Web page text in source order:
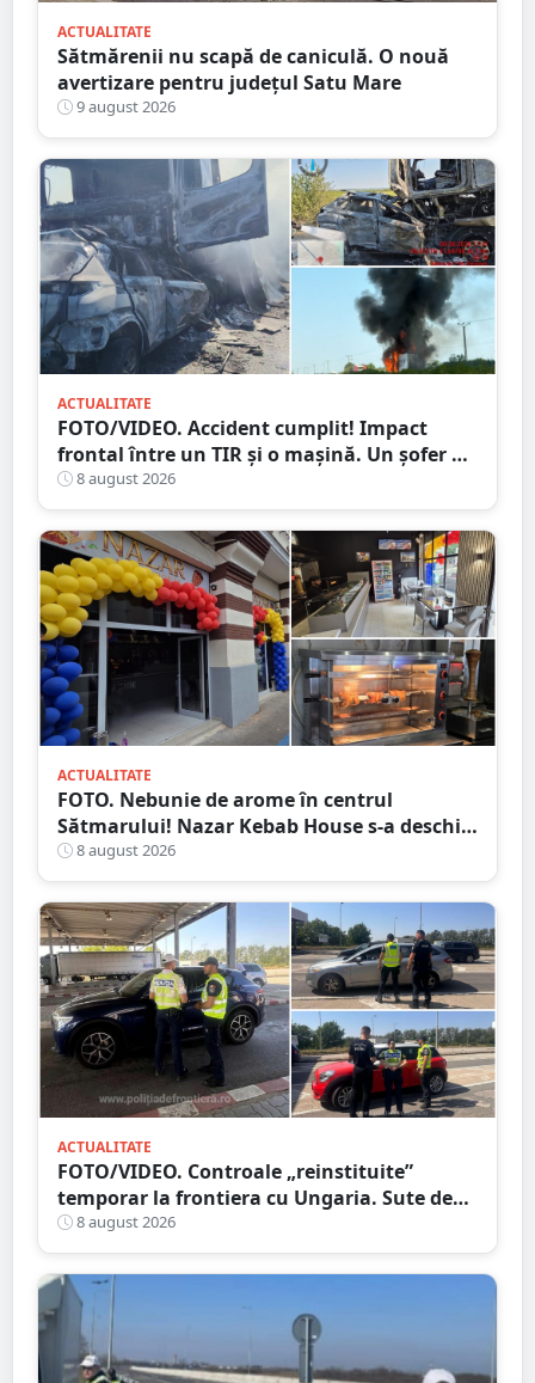
ACTUALITATE
Sătmărenii nu scapă de caniculă. O nouă
avertizare pentru județul Satu Mare
9 august 2026
ACTUALITATE
FOTO/VIDEO. Accident cumplit! Impact
frontal între un TIR și o mașină. Un șofer a
murit carbonizat
8 august 2026
ACTUALITATE
FOTO. Nebunie de arome în centrul
Sătmarului! Nazar Kebab House s-a deschis
cu șaorma la 20 de lei, azi și mâine
8 august 2026
ACTUALITATE
FOTO/VIDEO. Controale „reinstituite”
temporar la frontiera cu Ungaria. Sute de
persoane și mașini, verificate în județul
Satu Mare
8 august 2026